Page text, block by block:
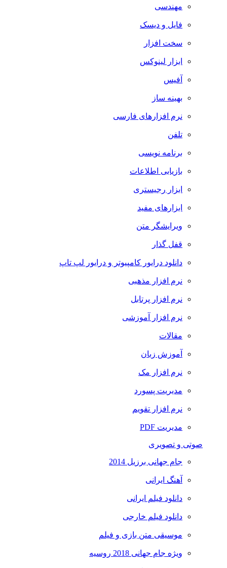
مهندسی
فایل و دیسک
سخت افزار
ابزار لینوکس
آفیس
بهینه ساز
نرم افزارهای فارسی
تلفن
برنامه نویسی
بازیابی اطلاعات
ابزار رجیستری
ابزارهای مفید
ویرایشگر متن
قفل گذار
دانلود درایور کامپیوتر و درایور لپ تاپ
نرم افزار مذهبی
نرم افزار پرتابل
نرم افزار آموزشی
مقالات
آموزش زبان
نرم افزار مک
مدیریت پسورد
نرم افزار تقویم
مدیریت PDF
صوتی و تصویری
جام جهانی برزیل 2014
آهنگ ایرانی
دانلود فیلم ایرانی
دانلود فیلم خارجی
موسیقی متن بازی و فیلم
ویژه جام جهانی 2018 روسیه